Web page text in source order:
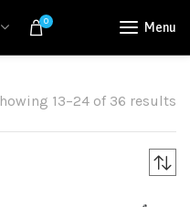
0 Menu
13–24 of 36 results